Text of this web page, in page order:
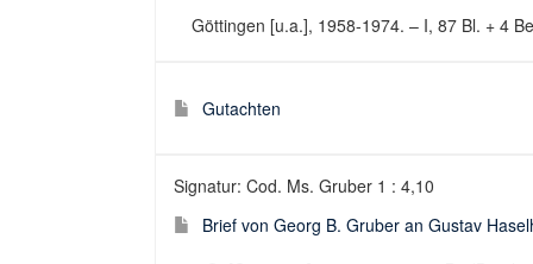
Göttingen [u.a.], 1958-1974. – I, 87 Bl. + 4
Gutachten
Signatur: Cod. Ms. Gruber 1 : 4,10
Brief von Georg B. Gruber an Gustav